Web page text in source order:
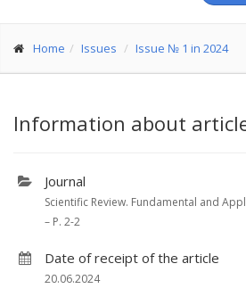
Home Issues Issue № 1 in 2024
Information about
Journal
Scientific Review. Fundamental and
– P. 2-2
Date of receipt of the article
20.06.2024